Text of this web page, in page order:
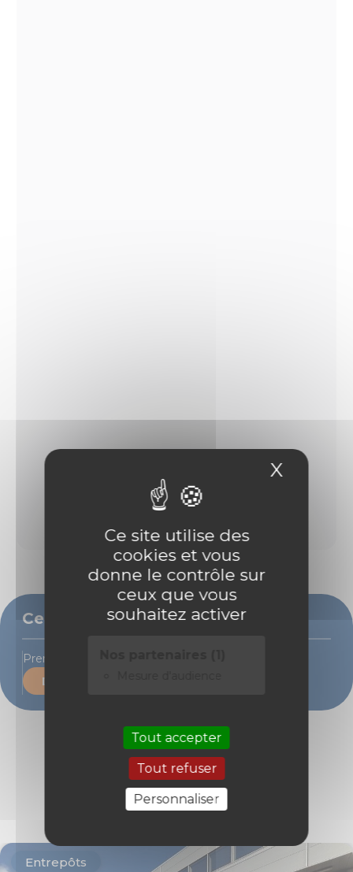
Ce site utilise des
cookies et vous
donne le contrôle sur
ceux que vous
souhaitez activer
Tout accepter
Tout refuser
Personnaliser
X
Ce bien vous intéresse ?
Prenons rendez-vous pour une visite
Demande de contact
Découvrir les biens
similaires
Entrepôts